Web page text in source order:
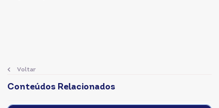
Voltar
Conteúdos Relacionados